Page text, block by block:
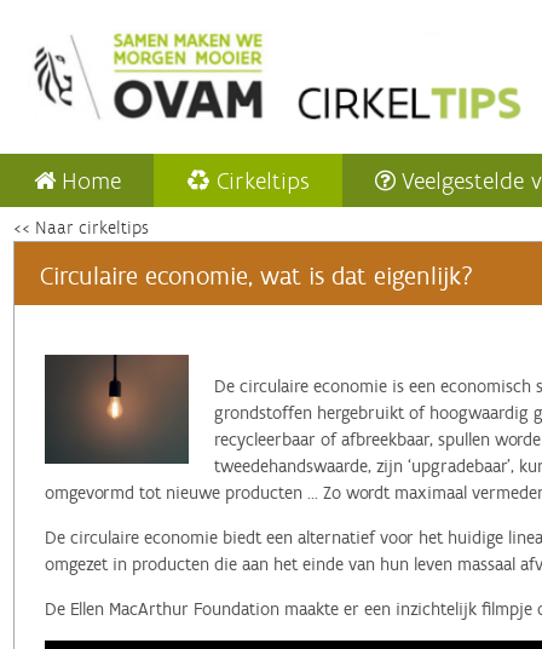
Home Cirkeltips Veelgestelde
<< Naar cirkeltips
Circulaire economie, wat is dat eigenlijk?
‌De circulaire economie is een
grondstoffen hergebruikt of hoogwaardig
recycleerbaar of afbreekbaar, spullen
tweedehandswaarde, zijn ‘upgradebaar’,
omgevormd tot nieuwe producten ... Zo wordt maximaal
De circulaire economie biedt een alternatief voor het huidige
omgezet in producten die aan het einde van hun leven massaal
De Ellen MacArthur Foundation maakte er een inzichtelijk filmpje